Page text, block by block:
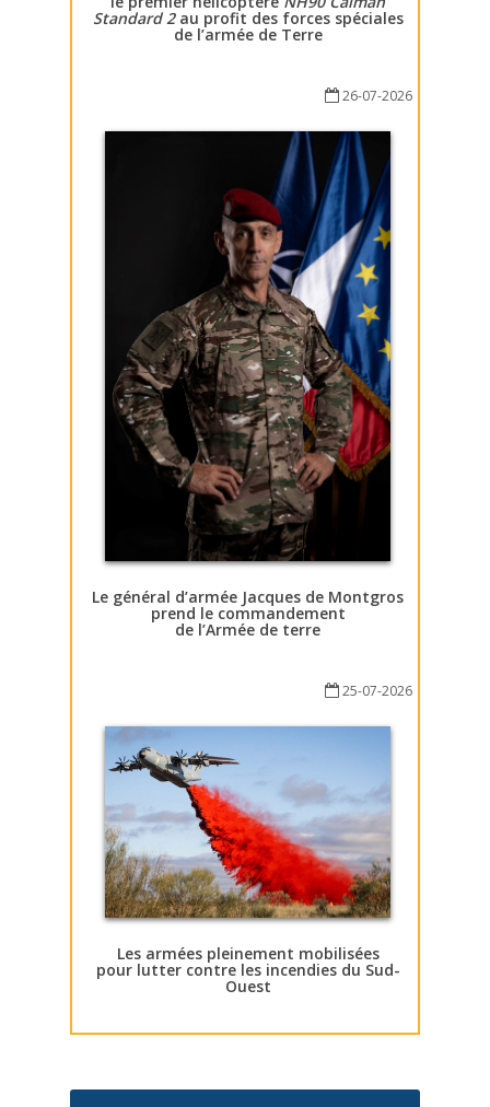
Standard 2au profit des forces spéciales
de l’armée de Terre
26-07-2026
Le général d’armée Jacques de Montgros
prend le commandement
de l’Armée de terre
25-07-2026
Les armées pleinement mobilisées
pour lutter contre les incendies du Sud-
Ouest